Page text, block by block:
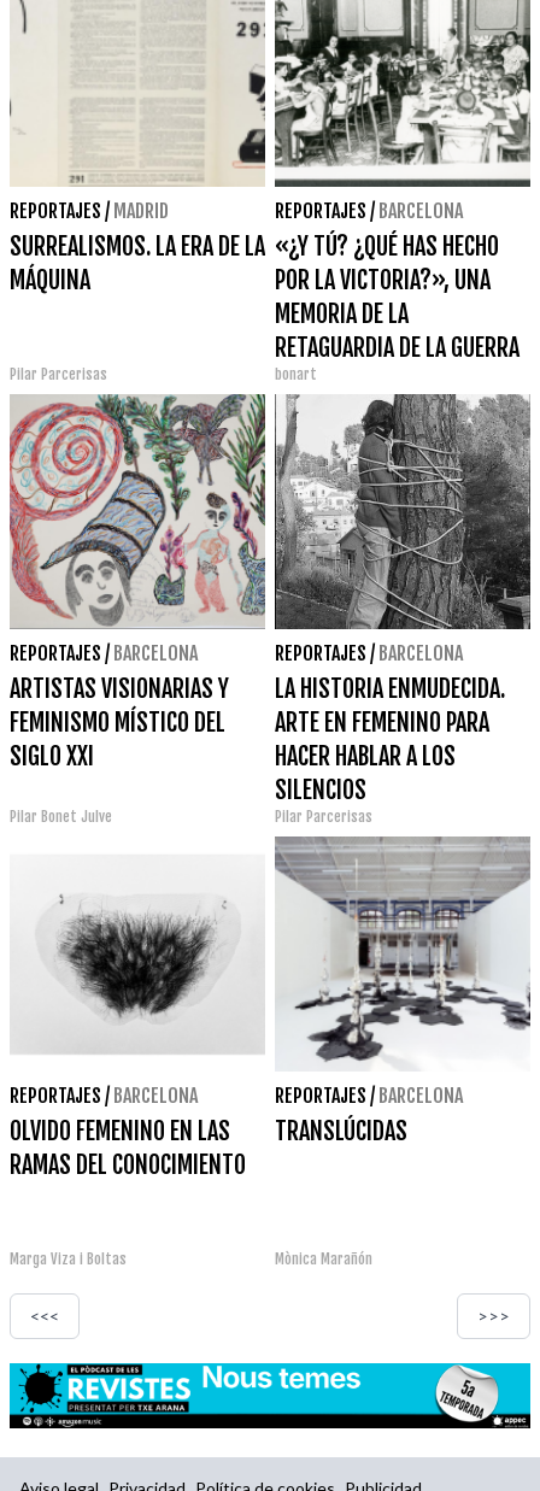
REPORTAJES / MADRID
SURREALISMOS. LA ERA DE LA
MÁQUINA
Pilar Parcerisas
REPORTAJES / BARCELONA
«¿Y TÚ? ¿QUÉ HAS HECHO
POR LA VICTORIA?», UNA
MEMORIA DE LA
RETAGUARDIA DE LA GUERRA
CIVIL EN LA RED DE MUSEOS
LOCALES
bonart
REPORTAJES / BARCELONA
ARTISTAS VISIONARIAS Y
FEMINISMO MÍSTICO DEL
SIGLO XXI
Pilar Bonet Julve
REPORTAJES / BARCELONA
LA HISTORIA ENMUDECIDA.
ARTE EN FEMENINO PARA
HACER HABLAR A LOS
SILENCIOS
Pilar Parcerisas
REPORTAJES / BARCELONA
OLVIDO FEMENINO EN LAS
RAMAS DEL CONOCIMIENTO
Marga Viza i Boltas
REPORTAJES / BARCELONA
TRANSLÚCIDAS
Mònica Marañón
<<< >>>